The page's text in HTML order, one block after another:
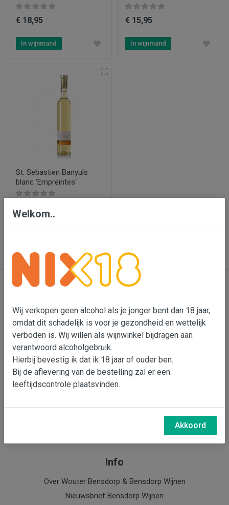
€ 18,95
In wijnmand
€ 15,95
In wijnmand
St. Sebastien Banyuls
blanc 'Empreintes'
€ 17,95
In wijnmand
Contact
Bensdorp Wijnen, De Confrerie en Wijnkado
Bedrijventerrein 'De Vutter'
De Beverspijken 20 L
5221 ED 's-Hertogenbosch (Engelen)
Wouter Bensdorp
M 06-22993764
Info
Over Wouter Bensdorp & Bensdorp Wijnen
Nieuwsbrief Bensdorp Wijnen
Welkom..
Wij verkopen geen alcohol als je jonger bent dan 18 jaar,
omdat dit schadelijk is voor je gezondheid en wettelijk
verboden is. Wij willen als wijnwinkel bijdragen aan
verantwoord alcoholgebruik.
Hierbij bevestig ik dat ik 18 jaar of ouder ben.
Bij de aflevering van de bestelling zal er een
leeftijdscontrole plaatsvinden.
Akkoord